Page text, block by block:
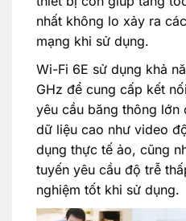
nhất không lo xảy ra
mạng khi sử dụng.
Wi-Fi 6E sử dụng khả
GHz để cung cấp kết
yêu cầu băng thông lớn
dữ liệu cao như video
dụng thực tế ảo, cũng
tuyến yêu cầu độ trễ
nghiệm tốt khi sử dụng.